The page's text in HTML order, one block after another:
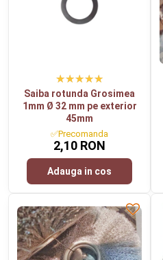
Saiba rotunda Grosimea
1mm Ø 32 mm pe exterior
45mm
✅Precomanda
2,10 RON
Adauga in cos